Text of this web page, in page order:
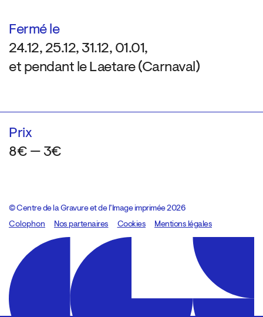
Fermé le
24.12, 25.12, 31.12, 01.01,
et pendant le Laetare (Carnaval)
Prix
8€ — 3€
© Centre de la Gravure et de l’Image imprimée 2026
Colophon
Design:Marcel Kaczmarek, code:8080.studio
Nos partenaires Cookies Mentions légales